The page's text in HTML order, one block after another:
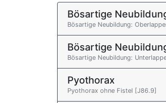
Bösartige
Bösartige Neubildung:
Bösartige
Bösartige Neubildung:
Pyothorax
Pyothorax ohne Fistel [J86.9]